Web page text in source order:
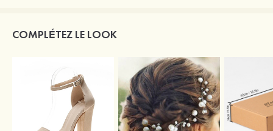
COMPLÉTEZ LE LOOK